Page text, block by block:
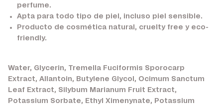
perfume.
Apta para todo tipo de piel, incluso piel sensible.
Producto de cosmética natural, cruelty free y eco-
friendly.
Water, Glycerin, Tremella Fuciformis Sporocarp
Extract, Allantoin, Butylene Glycol, Ocimum Sanctum
Leaf Extract, Silybum Marianum Fruit Extract,
Potassium Sorbate, Ethyl Ximenynate, Potassium